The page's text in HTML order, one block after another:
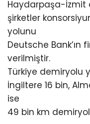
Haydarpaşa-İzmit
şirketler
yolunu
Deutsche
verilmiştir.
Türkiye demiryolu
İngiltere 16 bin,
ise
49 bin km